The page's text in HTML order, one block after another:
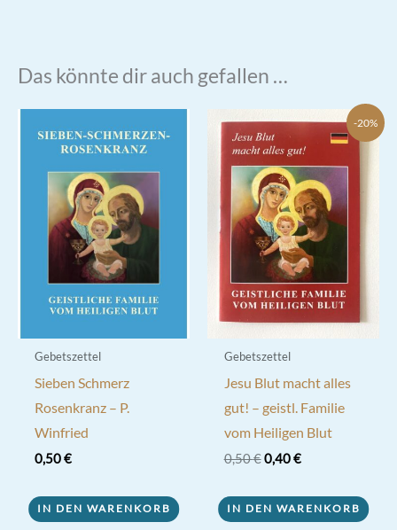
Das könnte dir auch gefallen …
Gebetszettel
Sieben Schmerz
Rosenkranz – P.
Winfried
0,50€
IN DEN WARENKORB
-20%
Gebetszettel
Jesu Blut macht alles
gut! – geistl. Familie
vom Heiligen Blut
0,50€ Ursprünglicher
0,50 €
0,40€Aktueller
0,40 €.
IN DEN WARENKORB